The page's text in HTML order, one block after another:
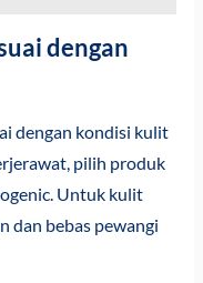
dengan
dengan kondisi kulit
pilih produk
Untuk kulit
dan bebas pewangi